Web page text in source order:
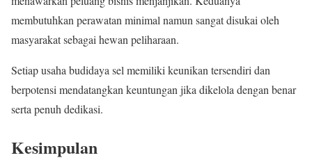
membutuhkan perawatan minimal namun sangat disukai oleh
masyarakat sebagai hewan peliharaan.
Setiap usaha budidaya sel memiliki keunikan tersendiri dan
berpotensi mendatangkan keuntungan jika dikelola dengan benar
serta penuh dedikasi.
Kesimpulan